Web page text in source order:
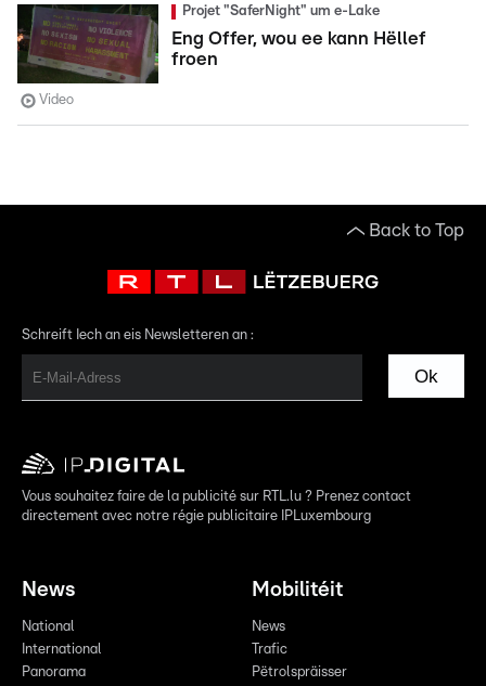
Projet "SaferNight" um e-Lake
Eng Offer, wou ee kann Hëllef
froen
Video
Back to Top
Schreift Iech an eis Newsletteren an :
Ok
Vous souhaitez faire de la publicité sur RTL.lu ? Prenez contact
directement avec notre régie publicitaire IPLuxembourg
News
National
International
Panorama
Mobilitéit
News
Trafic
Pëtrolspräisser